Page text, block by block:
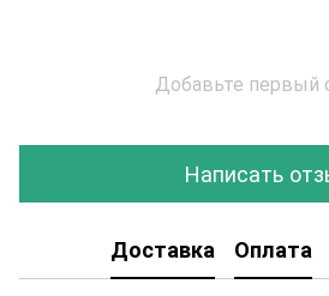
Добавьте первый
Написать
Доставка Оплата